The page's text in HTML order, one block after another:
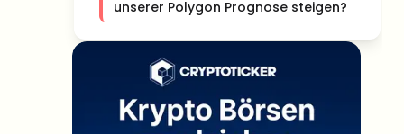
unserer Polygon Prognose steigen?